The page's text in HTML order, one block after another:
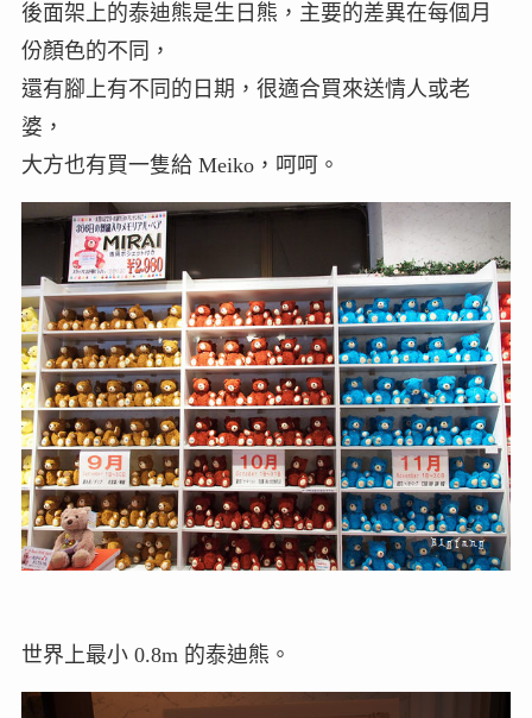
後面架上的泰迪熊是生日熊，主要的差異在每個月
份顏色的不同，
還有腳上有不同的日期，很適合買來送情人或老
婆，
大方也有買一隻給 Meiko，呵呵。
世界上最小 0.8m 的泰迪熊。